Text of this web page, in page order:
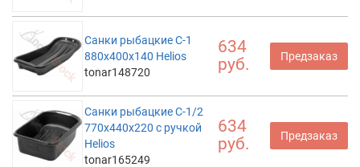
Санки рыбацкие С-1
880x400x140 Helios
tonar148720
634
руб.
Предзаказ
Санки рыбацкие С-1/2
770х440х220 с ручкой
Helios
tonar165249
634
руб.
Предзаказ